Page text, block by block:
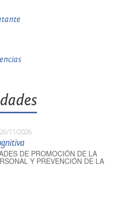
26/11/2026
DE PROMOCIÓN DE LA
Y PREVENCIÓN DE LA